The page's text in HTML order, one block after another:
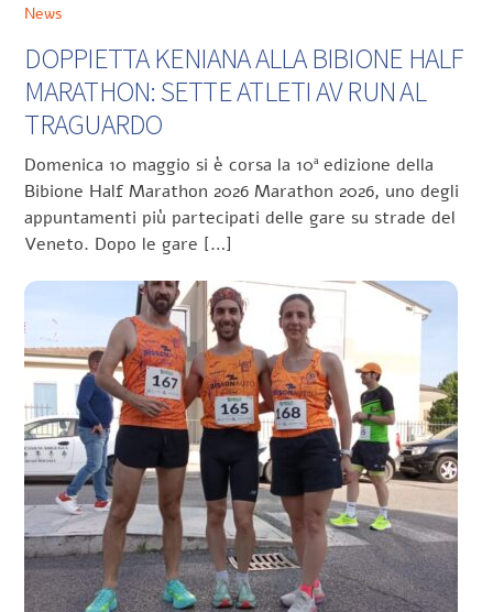
News
DOPPIETTA KENIANA ALLA BIBIONE HALF
MARATHON: SETTE ATLETI AV RUN AL
TRAGUARDO
Domenica 10 maggio si è corsa la 10ª edizione della
Bibione Half Marathon 2026 Marathon 2026, uno degli
appuntamenti più partecipati delle gare su strade del
Veneto. Dopo le gare […]